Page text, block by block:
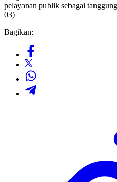
pelayanan publik sebagai
03)
Bagikan: